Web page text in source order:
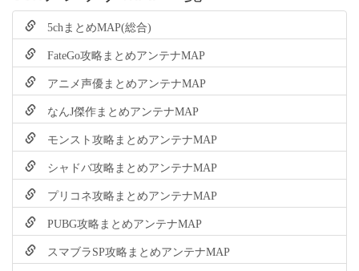
5chまとめMAP(総合)
FateGo攻略まとめアンテナMAP
アニメ声優まとめアンテナMAP
なんJ傑作まとめアンテナMAP
モンスト攻略まとめアンテナMAP
シャドバ攻略まとめアンテナMAP
プリコネ攻略まとめアンテナMAP
PUBG攻略まとめアンテナMAP
スマブラSP攻略まとめアンテナMAP